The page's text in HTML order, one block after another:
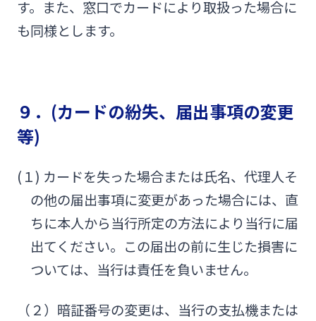
す。また、窓口でカードにより取扱った場合に
も同様とします。
９．(カードの紛失、届出事項の変更
等)
(１) カードを失った場合または氏名、代理人そ
の他の届出事項に変更があった場合には、直
ちに本人から当行所定の方法により当行に届
出てください。この届出の前に生じた損害に
ついては、当行は責任を負いません。
（２）暗証番号の変更は、当行の支払機または